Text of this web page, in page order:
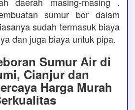
sumur bor dalam
sudah termasuk biaya
dan juga biaya untuk pipa.
Sumur Air di
Cianjur dan
Harga Murah